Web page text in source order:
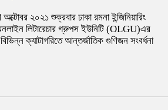
২০২১ শুক্রবার ঢাকা রমনা ইন্জিনিয়ারিং
লিটারেচার গ্রুপস ইউনিটি (OLGU)এর
ক্যাটাগরিতে আন্তর্জাতিক গুণিজন সংবর্ধনা